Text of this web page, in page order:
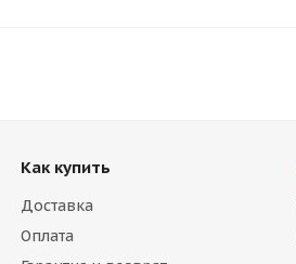
Как купить
Доставка
Оплата